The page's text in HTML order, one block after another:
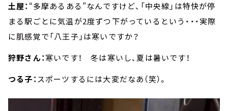
土屋： “多摩あるある”なんですけど、「中央線」は特快が停
まる駅ごとに気温が2度ずつ下がっているという・・・実際
に肌感覚で「八王子」は寒いですか？
狩野さん：寒いです！ 冬は寒いし、夏は暑いです！
つる子： スポーツするには大変だなあ（笑）。